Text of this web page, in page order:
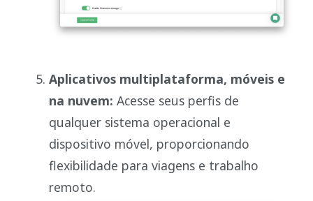
Aplicativos multiplataforma, móveis e
na nuvem: Acesse seus perfis de
qualquer sistema operacional e
dispositivo móvel, proporcionando
flexibilidade para viagens e trabalho
remoto.